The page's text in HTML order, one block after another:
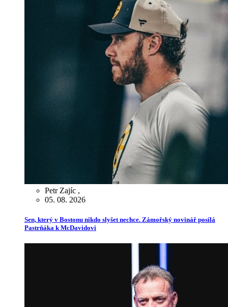
Petr Zajíc ,
05. 08. 2026
Sen, který v Bostonu nikdo slyšet nechce. Zámořský novinář posílá
Pastrňáka k McDavidovi